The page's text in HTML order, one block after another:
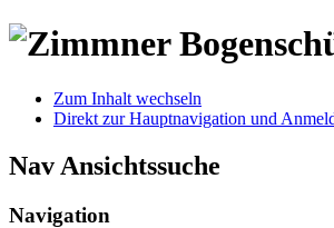
Zum Inhalt wechseln
Direkt zur Hauptnavigation und
Nav Ansichtssuche
Navigation